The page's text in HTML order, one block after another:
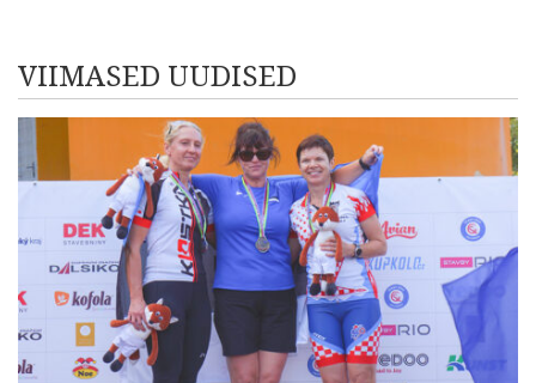
VIIMASED UUDISED